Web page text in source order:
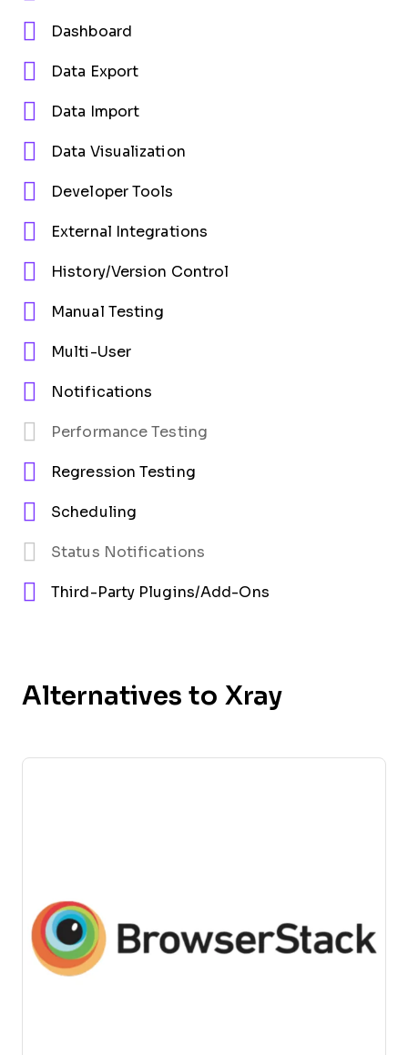
Dashboard
Data Export
Data Import
Data Visualization
Developer Tools
External Integrations
History/Version Control
Manual Testing
Multi-User
Notifications
Performance Testing
Regression Testing
Scheduling
Status Notifications
Third-Party Plugins/Add-Ons
Alternatives to Xray